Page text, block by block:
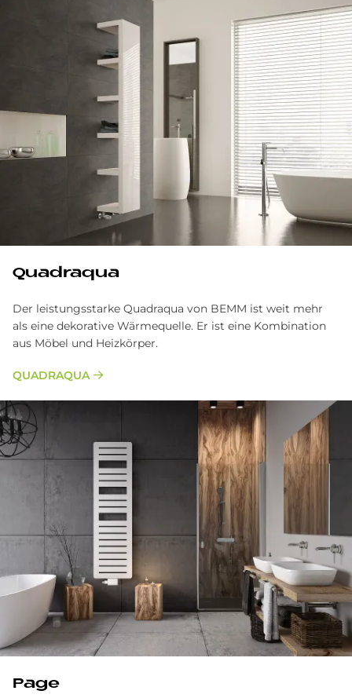
Quadraqua
Der leistungsstarke Quadraqua von BEMM ist weit mehr
als eine dekorative Wärmequelle. Er ist eine Kombination
aus Möbel und Heizkörper.
QUADRAQUA
Page